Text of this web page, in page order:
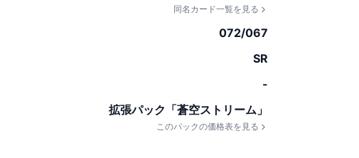
同名カード一覧を見る
072/067
SR
-
拡張パック「蒼空ストリーム」
このパックの価格表を見る